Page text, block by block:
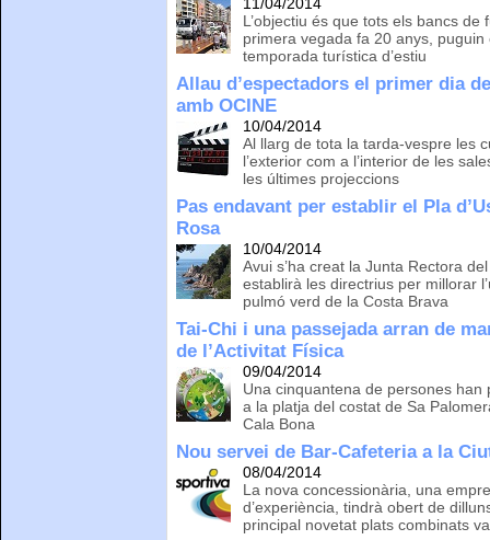
L’objectiu és que tots els bancs
primera vegada fa 20 anys,
temporada turística d’estiu
Allau d’espectadors el primer dia
amb OCINE
10/04/2014
Al llarg de tota la tarda-vespre les
l’exterior com a l’interior de les
les últimes projeccions
Pas endavant per establir el Pla
Rosa
10/04/2014
Avui s’ha creat la Junta Rectora
establirà les directrius per millorar
pulmó verd de la Costa Brava
Tai-Chi i una passejada arran de
de l’Activitat Física
09/04/2014
Una cinquantena de persones han
a la platja del costat de Sa
Cala Bona
Nou servei de Bar-Cafeteria a la
08/04/2014
La nova concessionària, una
d’experiència, tindrà obert de
principal novetat plats combinats